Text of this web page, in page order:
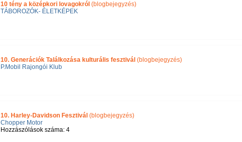
10 tény a középkori lovagokról (blogbejegyzés)
TÁBOROZÓK- ÉLETKÉPEK
10. Generációk Találkozása kulturális fesztivál (blogbejegyzés)
P.Mobil Rajongói Klub
10. Harley-Davidson Fesztivál (blogbejegyzés)
Chopper Motor
Hozzászólások száma: 4